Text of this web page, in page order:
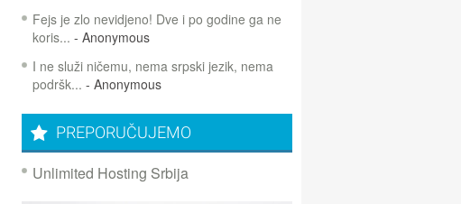
Fejs je zlo nevidjeno! Dve i po godine ga ne
koris... - Anonymous
I ne služi ničemu, nema srpski jezik, nema
podršk... - Anonymous
PREPORUČUJEMO
Unlimited Hosting Srbija